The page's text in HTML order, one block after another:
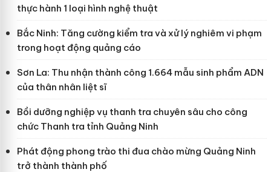
thực hành 1 loại hình nghệ thuật
Bắc Ninh: Tăng cường kiểm tra và xử lý nghiêm vi phạm
trong hoạt động quảng cáo
Sơn La: Thu nhận thành công 1.664 mẫu sinh phẩm ADN
của thân nhân liệt sĩ
Bồi dưỡng nghiệp vụ thanh tra chuyên sâu cho công
chức Thanh tra tỉnh Quảng Ninh
Phát động phong trào thi đua chào mừng Quảng Ninh
trở thành thành phố